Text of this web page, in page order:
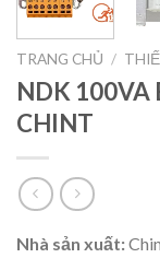
TRANG CHỦ /
NDK 100VA
CHINT
Nhà sản xuất: